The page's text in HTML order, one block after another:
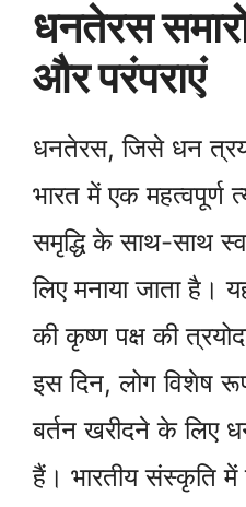
धनतेरस
और परंपराएं
धनतेरस, जिसे धन
भारत में एक महत्वपूर्ण
समृद्धि के साथ-साथ
लिए मनाया जाता है।
की कृष्ण पक्ष की
इस दिन, लोग विशेष
बर्तन खरीदने के लिए
हैं। भारतीय संस्कृति में